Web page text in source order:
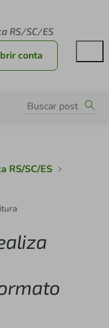
RS/SC/ES
conta
RS/SC/ES